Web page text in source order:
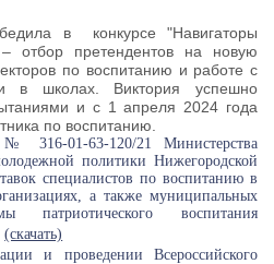
в конкурсе "Навигаторы
– отбор претендентов на новую
по воспитанию и работе с
в школах. Виктория успешно
и с 1 апреля 2024 года
по воспитанию.
316-01-63-120/21 Министерства
политики Нижегородской
специалистов по воспитанию в
а также муниципальных
патриотического воспитания
(скачать)
и проведении Всероссийского